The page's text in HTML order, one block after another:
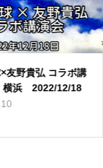
友野貴弘 コラボ講
浜 2022/12/18